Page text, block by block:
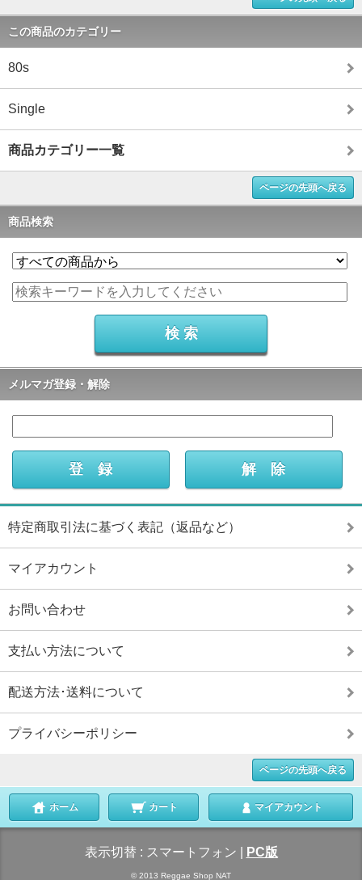
この商品のカテゴリー
80s
Single
商品カテゴリー一覧
ページの先頭へ戻る
商品検索
メルマガ登録・解除
特定商取引法に基づく表記（返品など）
マイアカウント
お問い合わせ
支払い方法について
配送方法･送料について
プライバシーポリシー
ページの先頭へ戻る
ホーム カート マイアカウント
表示切替 : スマートフォン PC版
© 2013 Reggae Shop NAT